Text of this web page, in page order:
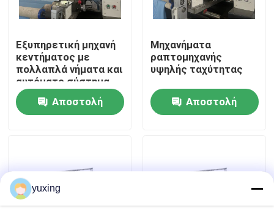
Σχετικά με εμάς
Επισκεψή εργοστασίου
Έλεγχος Ποιότητας
Ειδήσεις
Υποθέσεις
Εξυπηρετική μηχανή
κεντήματος με
πολλαπλά νήματα και
αυτόματο σύστημα
bobbin
Αποστολή
Μηχανήματα
ραπτομηχανής
υψηλής ταχύτητας
Αποστολή
yuxing